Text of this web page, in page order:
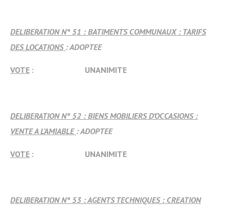
DELIBERATION N° 51 : BATIMENTS COMMUNAUX : TARIFS
DES LOCATIONS : ADOPTEE
VOTE : UNANIMITE
DELIBERATION N° 52 : BIENS MOBILIERS D’OCCASIONS :
VENTE A L’AMIABLE : ADOPTEE
VOTE : UNANIMITE
DELIBERATION N° 53 : AGENTS TECHNIQUES : CREATION